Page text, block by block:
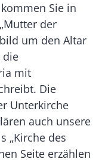
Sie in
der
um den Altar
die
mit
Die
Unterkirche
auch unsere
„Kirche des
Seite erzählen